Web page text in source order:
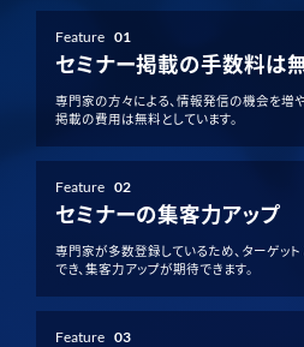
Feature 01
セミナー掲載の手数料は
専門家の方々による、情報発信の機会を増
掲載の費用は無料としています。
Feature 02
セミナーの集客力アップ
専門家が多数登録しているため、ターゲッ
でき、集客力アップが期待できます。
Feature 03